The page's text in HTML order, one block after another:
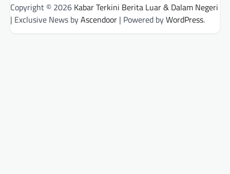
Copyright © 2026 Kabar Terkini Berita Luar & Dalam Negeri
| Exclusive News byAscendoor | Powered byWordPress.